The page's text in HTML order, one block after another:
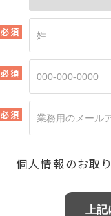
必須
必須
必須
個人情報のお取
上
すべて